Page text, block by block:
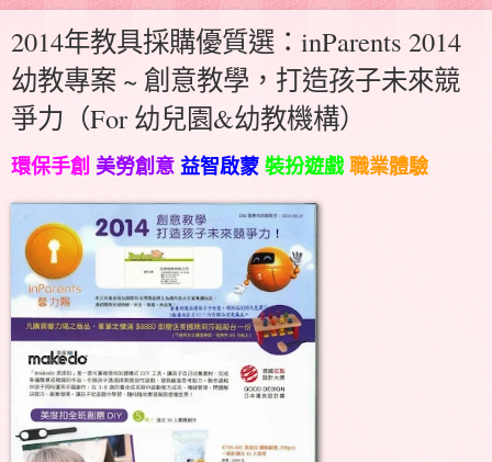
2014年教具採購優質選：inParents 2014
幼教專案 ~ 創意教學，打造孩子未來競
爭力（For 幼兒園&幼教機構）
環保手創 美勞創意 益智啟蒙 裝扮遊戲 職業體驗